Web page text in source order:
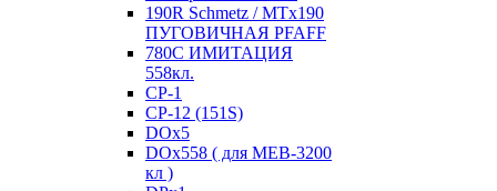
190R Schmetz / MTx190
ПУГОВИЧНАЯ PFAFF
780С ИМИТАЦИЯ
558кл.
CP-1
CP-12 (151S)
DOx5
DOx558 ( для MEB-3200
кл )